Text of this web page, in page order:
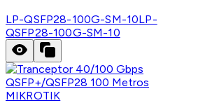
LP-QSFP28-100G-SM-10LP-
QSFP28-100G-SM-10
MIKROTIK